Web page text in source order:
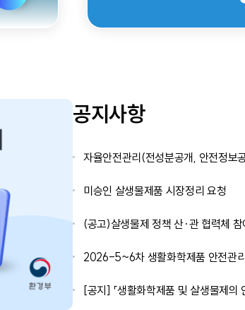
공지사항
자율안전관리(전성분공개, 안전정보
미승인 살생물제품 시장정리 요청
(공고)살생물제 정책 산·관 협력체
2026-5~6차 생활화학제품 안전관
[공지] 「생활화학제품 및 살생물제의